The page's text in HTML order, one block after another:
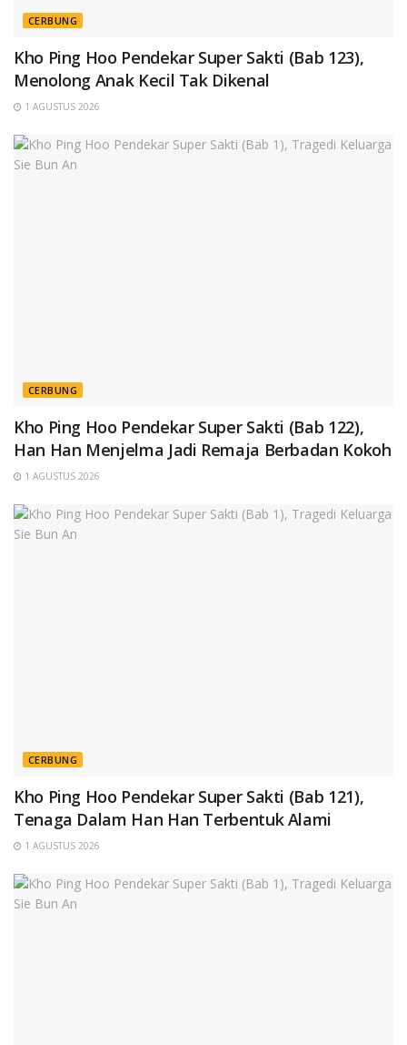
CERBUNG
Kho Ping Hoo Pendekar Super Sakti (Bab 123),
Menolong Anak Kecil Tak Dikenal
1 AGUSTUS 2026
CERBUNG
Kho Ping Hoo Pendekar Super Sakti (Bab 122),
Han Han Menjelma Jadi Remaja Berbadan Kokoh
1 AGUSTUS 2026
CERBUNG
Kho Ping Hoo Pendekar Super Sakti (Bab 121),
Tenaga Dalam Han Han Terbentuk Alami
1 AGUSTUS 2026